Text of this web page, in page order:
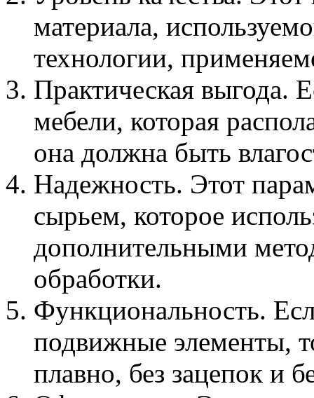
материала,
технологии,
Практическая выгода.
мебели, которая
она должна быть
Надежность. Этот
сырьем, которое
дополнительными
обработки.
Функциональность.
подвижные элементы,
плавно, без зацепок и